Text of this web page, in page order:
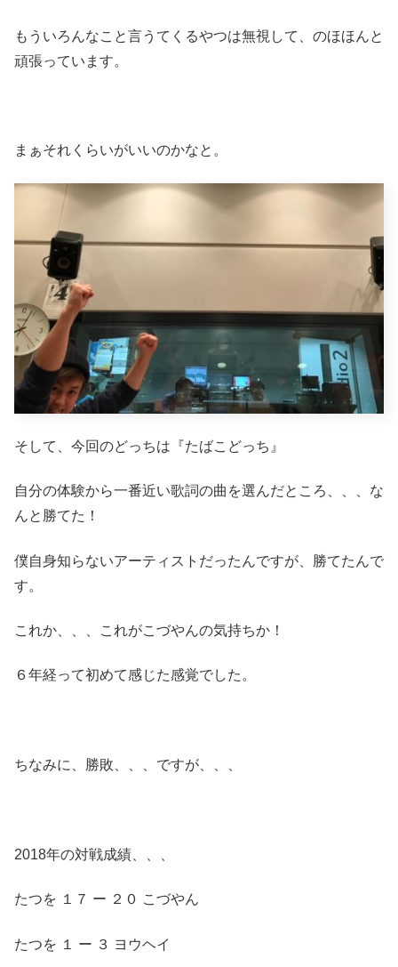
もういろんなこと言うてくるやつは無視して、のほほんと
頑張っています。
まぁそれくらいがいいのかなと。
そして、今回のどっちは『たばこどっち』
自分の体験から一番近い歌詞の曲を選んだところ、、、な
んと勝てた！
僕自身知らないアーティストだったんですが、勝てたんで
す。
これか、、、これがこづやんの気持ちか！
６年経って初めて感じた感覚でした。
ちなみに、勝敗、、、ですが、、、
2018年の対戦成績、、、
たつを １７ ー ２０ こづやん
たつを １ ー ３ ヨウヘイ